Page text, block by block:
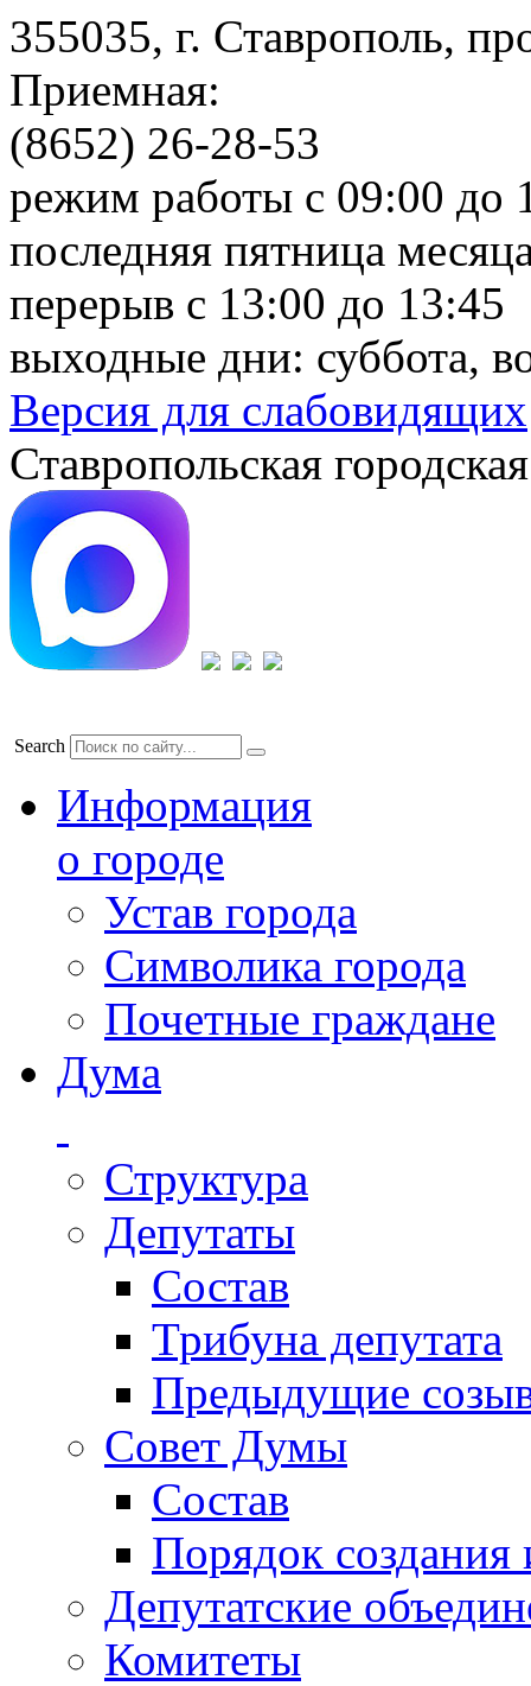
355035, г. Ставрополь,
Приемная:
(8652) 26-28-53
режим работы с 09:00 до
последняя пятница
перерыв с 13:00 до 13:45
выходные дни: суббота,
Версия для слабовидящих
Ставропольская
Search
Информация
о городе
Устав города
Символика города
Почетные граждане
Дума
Структура
Депутаты
Состав
Трибуна депутата
Предыдущие
Совет Думы
Состав
Порядок создания
Депутатские
Комитеты